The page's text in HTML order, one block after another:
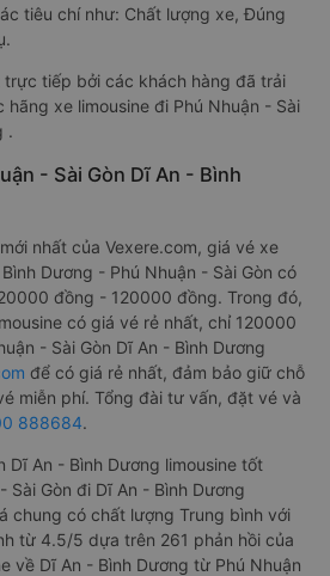
tiêu chí như: Chất lượng xe, Đúng
tiếp bởi các khách hàng đã trải
xe limousine đi Phú Nhuận - Sài
.
- Sài Gòn Dĩ An - Bình
nhất của Vexere.com, giá vé xe
Dương - Phú Nhuận - Sài Gòn có
đồng - 120000 đồng. Trong đó,
có giá vé rẻ nhất, chỉ 120000
- Sài Gòn Dĩ An - Bình Dương
để có giá rẻ nhất, đảm bảo giữ chỗ
miễn phí. Tổng đài tư vấn, đặt vé và
888684.
Dĩ An - Bình Dương limousine tốt
Sài Gòn đi Dĩ An - Bình Dương
chung có chất lượng Trung bình với
từ 4.5/5 dựa trên 261 phản hồi của
về Dĩ An - Bình Dương từ Phú Nhuận